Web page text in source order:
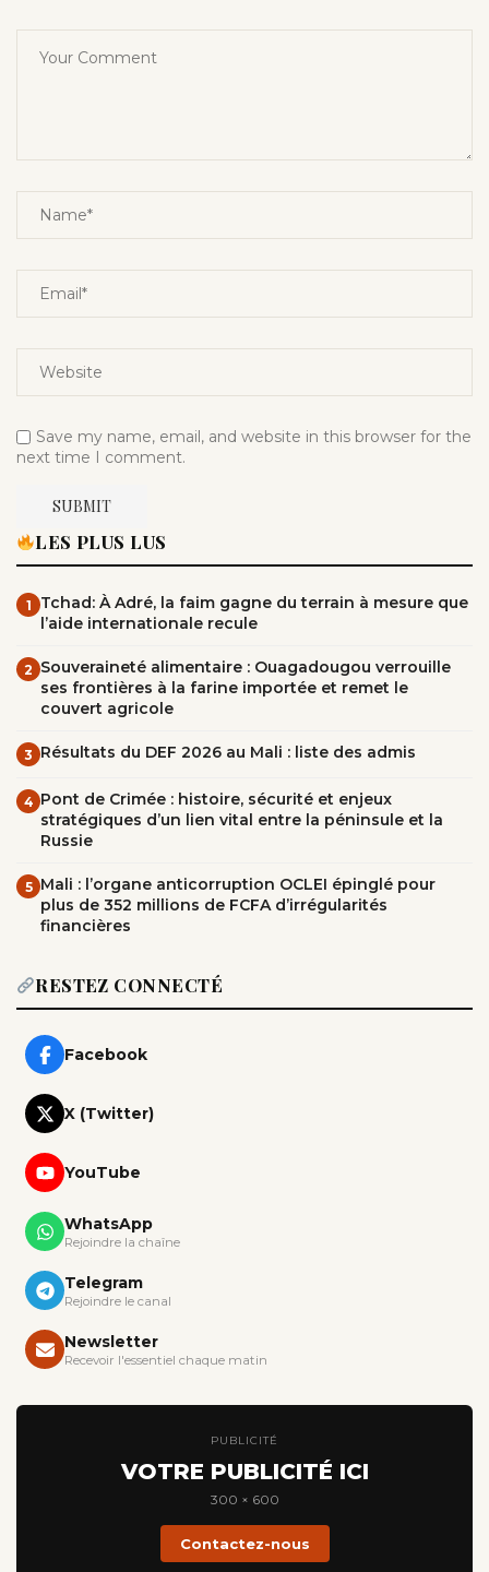
Save my name, email, and website in this browser for the
next time I comment.
LES PLUS LUS
1
Tchad: À Adré, la faim gagne du terrain à mesure que
l’aide internationale recule
2 Souveraineté alimentaire : Ouagadougou verrouille
ses frontières à la farine importée et remet le
couvert agricole
3 Résultats du DEF 2026 au Mali : liste des admis
4 Pont de Crimée : histoire, sécurité et enjeux
stratégiques d’un lien vital entre la péninsule et la
Russie
5 Mali : l’organe anticorruption OCLEI épinglé pour
plus de 352 millions de FCFA d’irrégularités
financières
RESTEZ CONNECTÉ
Facebook
X (Twitter)
YouTube
WhatsApp
Rejoindre la chaîne
Telegram
Rejoindre le canal
Newsletter
Recevoir l'essentiel chaque matin
PUBLICITÉ
VOTRE PUBLICITÉ ICI
300 × 600
Contactez-nous